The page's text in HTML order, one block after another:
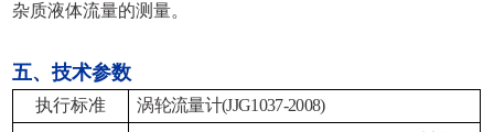
杂质液体流量的测量。
五、技术参数
执行标准 涡轮流量计(JJG1037-2008)